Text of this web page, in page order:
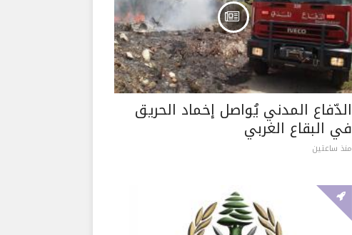
الدّفاع المدني يُواصل إخماد الحريق
في البقاع الغربي
منذ ساعتين